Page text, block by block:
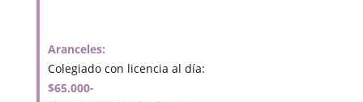
Aranceles:
Colegiado con licencia al día:
$65.000-